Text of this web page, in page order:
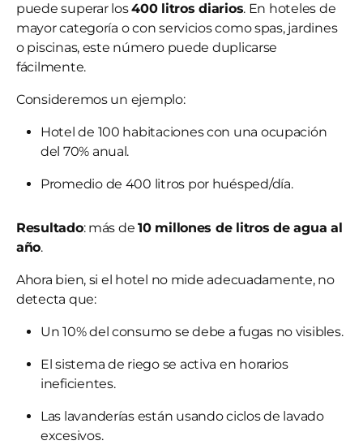
puede superar los400 litros diarios. En hoteles de
mayor categoría o con servicios como spas, jardines
o piscinas, este número puede duplicarse
fácilmente.
Consideremos un ejemplo:
Hotel de 100 habitaciones con una ocupación
del 70% anual.
Promedio de 400 litros por huésped/día.
Resultado: más de10 millones de litros de agua al
año.
Ahora bien, si el hotel no mide adecuadamente, no
detecta que:
Un 10% del consumo se debe a fugas no visibles.
El sistema de riego se activa en horarios
ineficientes.
Las lavanderías están usando ciclos de lavado
excesivos.